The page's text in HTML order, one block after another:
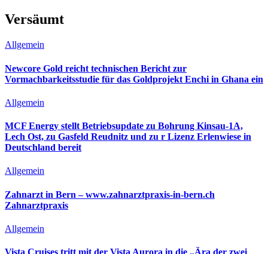
Versäumt
Allgemein
Newcore Gold reicht technischen Bericht zur
Vormachbarkeitsstudie für das Goldprojekt Enchi in Ghana ein
Allgemein
MCF Energy stellt Betriebsupdate zu Bohrung Kinsau-1A,
Lech Ost, zu Gasfeld Reudnitz und zu r Lizenz Erlenwiese in
Deutschland bereit
Allgemein
Zahnarzt in Bern – www.zahnarztpraxis-in-bern.ch
Zahnarztpraxis
Allgemein